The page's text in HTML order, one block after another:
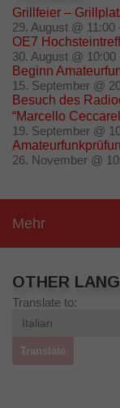
Grillfeier –
29. August @ 11:00
OE7
30. August @ 10:00
Beginn
15. September @
Besuch des
“Marcello
19. September @
26. November @
Mehr
OTHER
Translate to: